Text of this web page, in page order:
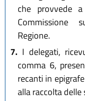
che provvede
Commissione
Regione.
7. I delegati,
comma 6,
recanti in
alla raccolta